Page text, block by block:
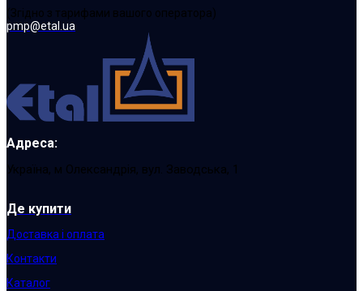
(Згідно з тарифами вашого оператора)
pmp@etal.ua
Адреса:
Україна, м Олександрія, вул. Заводська, 1
Де купити
Доставка і оплата
Контакти
Каталог